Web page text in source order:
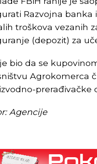
Razvojna banka
troškova vezanih
(depozit) za
bio da se
Agrokomerca
prerađivačke
Agencije